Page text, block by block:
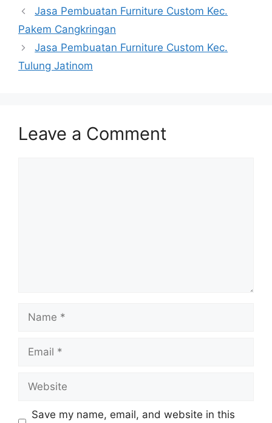
Jasa Pembuatan Furniture Custom Kec.
Pakem Cangkringan
Jasa Pembuatan Furniture Custom Kec.
Tulung Jatinom
Leave a Comment
Name
Email
Website
Save my name, email, and website in this